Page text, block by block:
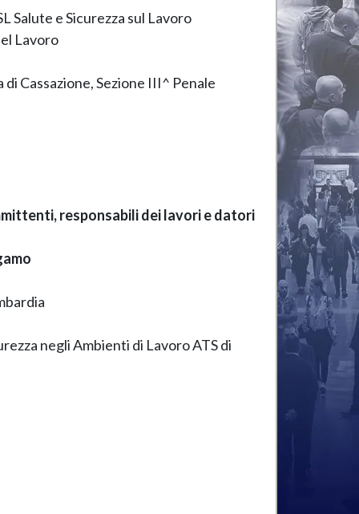
Salute e Sicurezza sul Lavoro
Lavoro
Cassazione, Sezione III^ Penale
responsabili dei lavori e datori
negli Ambienti di Lavoro ATS di